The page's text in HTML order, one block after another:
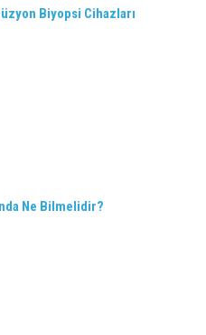
Biyopsi Cihazları
Ne Bilmelidir?